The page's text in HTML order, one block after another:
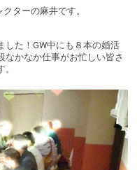
ターの麻井です。
した！GW中にも８本の婚活
なかなか仕事がお忙しい皆さ